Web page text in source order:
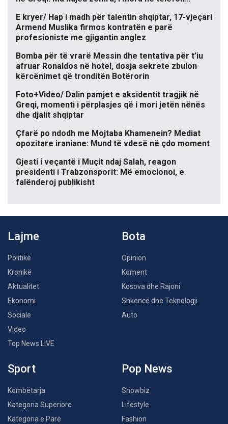
E kryer/ Hap i madh për talentin shqiptar, 17-vjeçari
Armend Muslika firmos kontratën e parë
profesioniste me gjigantin anglez
Bomba për të vrarë Messin dhe tentativa për t’iu
afruar Ronaldos në hotel, dosja sekrete zbulon
kërcënimet që tronditën Botërorin
Foto+Video/ Dalin pamjet e aksidentit tragjik në
Greqi, momenti i përplasjes që i mori jetën nënës
dhe djalit shqiptar
Çfarë po ndodh me Mojtaba Khamenein? Mediat
opozitare iraniane: Mund të vdesë në çdo moment
Gjesti i veçantë i Muçit ndaj Salah, reagon
presidenti i Trabzonsporit: Më emocionoi, e
falënderoj publikisht
Lajme
Politikë
Kronikë
Aktualitet
Ekonomi
Sociale
Video
Top News LIVE
Bota
Opinion
Koment
Kosova dhe Rajoni
Shkencë dhe Teknologji
Auto
Sport
Kombëtarja
Kategoria Superiore
Kategoria e Parë
Pop News
Showbiz
Lifestyle
Fashion